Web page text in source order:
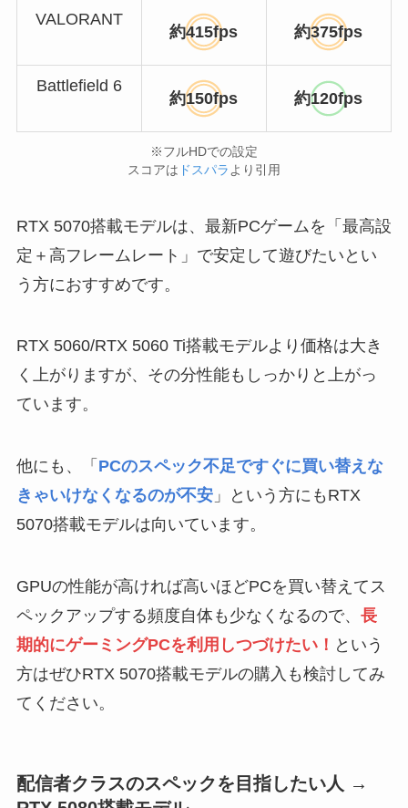
VALORANT
約415fps 約375fps
Battlefield 6
約150fps 約120fps
※フルHDでの設定
スコアは ドスパラ より引用
RTX 5070搭載モデルは、最新PCゲームを「最高設
定＋高フレームレート」で安定して遊びたいとい
う方におすすめです。
RTX 5060/RTX 5060 Ti搭載モデルより価格は大き
く上がりますが、その分性能もしっかりと上がっ
ています。
他にも、「 PCのスペック不足ですぐに買い替えな
きゃいけなくなるのが不安」という方にもRTX
5070搭載モデルは向いています。
GPUの性能が高ければ高いほどPCを買い替えてス
ペックアップする頻度自体も少なくなるので、 長
期的にゲーミングPCを利用しつづけたい！ という
方はぜひRTX 5070搭載モデルの購入も検討してみ
てください。
配信者クラスのスペックを目指したい人 →